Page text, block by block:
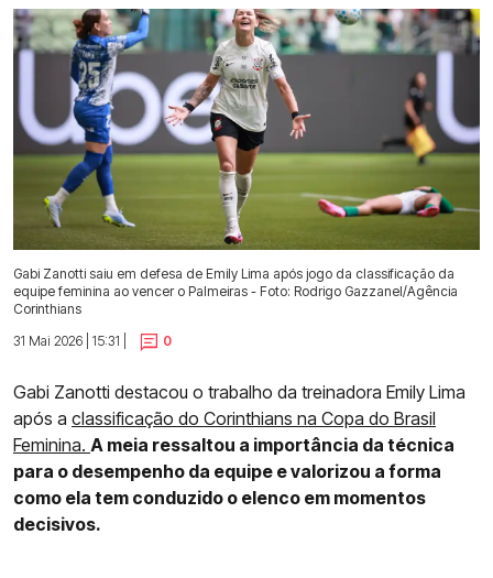
Gabi Zanotti saiu em defesa de Emily Lima após jogo da classificação da
equipe feminina ao vencer o Palmeiras - Foto: Rodrigo Gazzanel/Agência
Corinthians
31 Mai 2026 | 15:31 |
0
Gabi Zanotti destacou o trabalho da treinadora Emily Lima
após a classificação do Corinthians na Copa do Brasil
Feminina. A meia ressaltou a importância da técnica
para o desempenho da equipe e valorizou a forma
como ela tem conduzido o elenco em momentos
decisivos.